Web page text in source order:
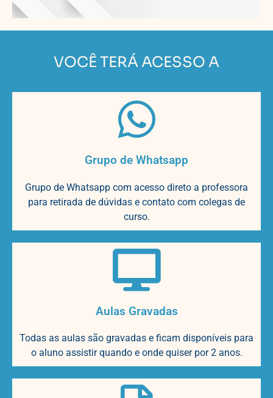
VOCÊ TERÁ ACESSO A
Grupo de Whatsapp
Grupo de Whatsapp com acesso direto a professora
para retirada de dúvidas e contato com colegas de
curso.
Aulas Gravadas
Todas as aulas são gravadas e ficam disponíveis para
o aluno assistir quando e onde quiser por 2 anos.